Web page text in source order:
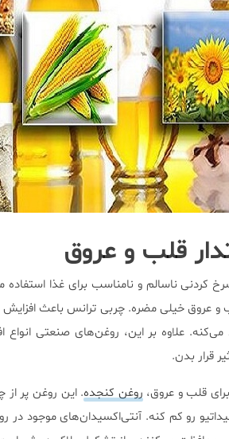
قلب و عروق
کردنی ناسالم و نامناسب برای غذا
عروق خیلی مضره. چربی ترانس باعث
علاوه بر این، روغن‌های صنعتی انواع
قرار بدن.
قلب و عروق، روغن کنجده. این روغن پر
رو کم کنه. آنتی‌اکسیدان‌های موجود در